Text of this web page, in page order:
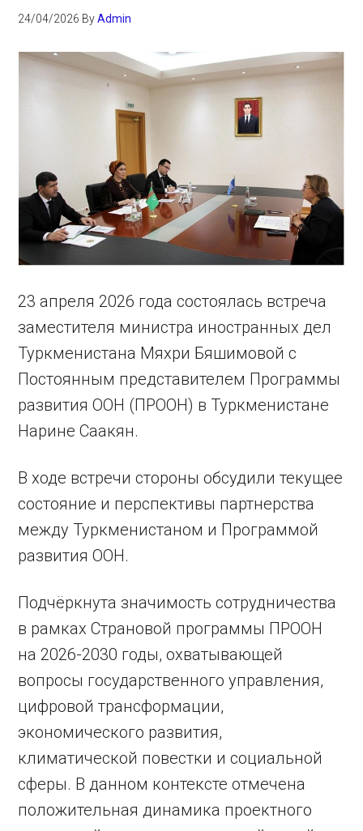
24/04/2026 ByAdmin
23 апреля 2026 года состоялась встреча
заместителя министра иностранных дел
Туркменистана Мяхри Бяшимовой с
Постоянным представителем Программы
развития ООН (ПРООН) в Туркменистане
Нарине Саакян.
В ходе встречи стороны обсудили текущее
состояние и перспективы партнерства
между Туркменистаном и Программой
развития ООН.
Подчёркнута значимость сотрудничества
в рамках Страновой программы ПРООН
на 2026-2030 годы, охватывающей
вопросы государственного управления,
цифровой трансформации,
экономического развития,
климатической повестки и социальной
сферы. В данном контексте отмечена
положительная динамика проектного